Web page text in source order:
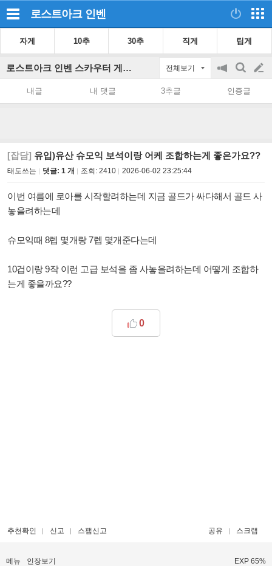
로스트아크 인벤
자게 10추 30추 직게 팁게
로스트아크 인벤 스카우터 게시판 전체보기
공
on/off
검
색
글
쓰
내글 내 댓글 3추글 인증글
[잡담] 유입)유산 슈모익 보석이랑 어케 조합하는게 좋은가요??
태도쓰는 댓글: 1 개 조회: 2410 2026-06-02 23:25:44
이번 여름에 로아를 시작할려하는데 지금 골드가 싸다해서 골드 사
놓을려하는데
슈모익때 8렙 몇개랑 7렙 몇개준다는데
10겁이랑 9작 이런 고급 보석을 좀 사놓을려하는데 어떻게 조합하
는게 좋을까요??
0
추천확인 신고 스팸신고 공유 스크랩
메뉴 인장보기 EXP 65%